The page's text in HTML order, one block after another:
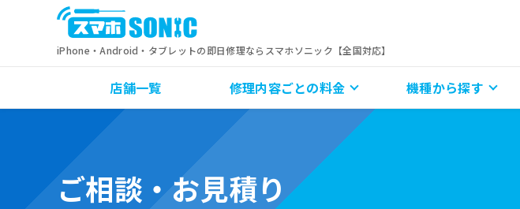
iPhone・Android・タブレットの即日修理ならスマホソニック【全国対応】
店舗一覧 修理内容ごとの料金 機種から探す
ご相談・お見積り